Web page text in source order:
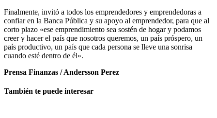
Finalmente, invitó a todos los emprendedores y emprendedoras a
confiar en la Banca Pública y su apoyo al emprendedor, para que al
corto plazo «ese emprendimiento sea sostén de hogar y podamos
creer y hacer el país que nosotros queremos, un país próspero, un
país productivo, un país que cada persona se lleve una sonrisa
cuando esté dentro de él».
Prensa Finanzas / Andersson Perez
También te puede interesar